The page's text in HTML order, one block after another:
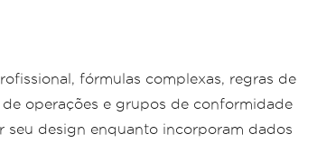
fórmulas complexas, regras de
operações e grupos de conformidade
seu design enquanto incorporam dados